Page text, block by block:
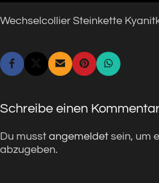
Wechselcollier Steinkette
Schreibe einen
Du musst angemeldet sein, um
abzugeben.